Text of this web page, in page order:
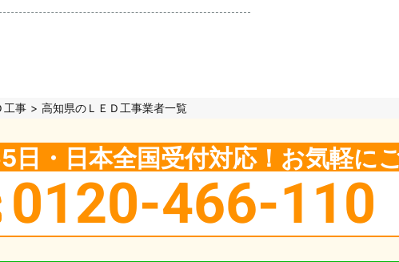
工事 高知県のＬＥＤ工事業者一覧
日・日本全国受付対応！お気軽に
0120-466-110